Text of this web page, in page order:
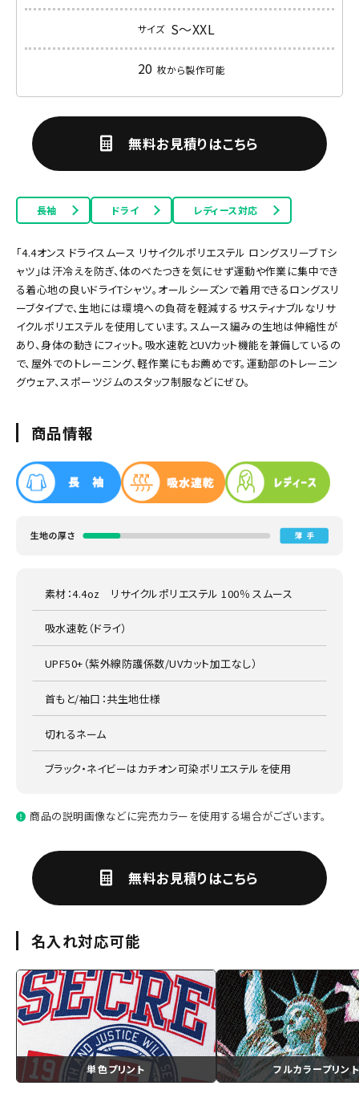
サイズ S～XXL
20 枚から製作可能
無料お見積りはこちら
長袖 ドライ レディース対応
「4.4オンス ドライスムース リサイクルポリエステル ロングスリーブ Tシ
ャツ」は汗冷えを防ぎ、体のべたつきを気にせず運動や作業に集中でき
る着心地の良いドライTシャツ。オールシーズンで着用できるロングスリ
ーブタイプで、生地には環境への負荷を軽減するサスティナブルなリサ
イクルポリエステルを使用しています。スムース編みの生地は伸縮性が
あり、身体の動きにフィット。吸水速乾とUVカット機能を兼備しているの
で、屋外でのトレーニング、軽作業にもお薦めです。運動部のトレーニン
グウェア、スポーツジムのスタッフ制服などにぜひ。
商品情報
素材：4.4oz リサイクルポリエステル 100％ スムース
吸水速乾（ドライ）
UPF50+（紫外線防護係数/UVカット加工なし）
首もと/袖口：共生地仕様
切れるネーム
ブラック・ネイビーはカチオン可染ポリエステルを使用
商品の説明画像などに完売カラーを使用する場合がございます。
無料お見積りはこちら
名入れ対応可能
単色プリント フルカラープリント